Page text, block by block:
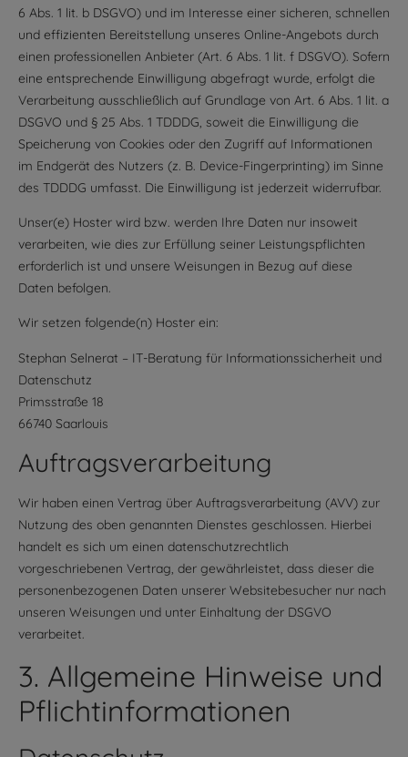
6 Abs. 1 lit. b DSGVO) und im Interesse einer sicheren, schnellen
und effizienten Bereitstellung unseres Online-Angebots durch
einen professionellen Anbieter (Art. 6 Abs. 1 lit. f DSGVO). Sofern
eine entsprechende Einwilligung abgefragt wurde, erfolgt die
Verarbeitung ausschließlich auf Grundlage von Art. 6 Abs. 1 lit. a
DSGVO und § 25 Abs. 1 TDDDG, soweit die Einwilligung die
Speicherung von Cookies oder den Zugriff auf Informationen
im Endgerät des Nutzers (z. B. Device-Fingerprinting) im Sinne
des TDDDG umfasst. Die Einwilligung ist jederzeit widerrufbar.
Unser(e) Hoster wird bzw. werden Ihre Daten nur insoweit
verarbeiten, wie dies zur Erfüllung seiner Leistungspflichten
erforderlich ist und unsere Weisungen in Bezug auf diese
Daten befolgen.
Wir setzen folgende(n) Hoster ein:
Stephan Selnerat – IT-Beratung für Informationssicherheit und
Datenschutz
Primsstraße 18
66740 Saarlouis
Auftragsverarbeitung
Wir haben einen Vertrag über Auftragsverarbeitung (AVV) zur
Nutzung des oben genannten Dienstes geschlossen. Hierbei
handelt es sich um einen datenschutzrechtlich
vorgeschriebenen Vertrag, der gewährleistet, dass dieser die
personenbezogenen Daten unserer Websitebesucher nur nach
unseren Weisungen und unter Einhaltung der DSGVO
verarbeitet.
3. Allgemeine Hinweise und
Pflicht­informationen